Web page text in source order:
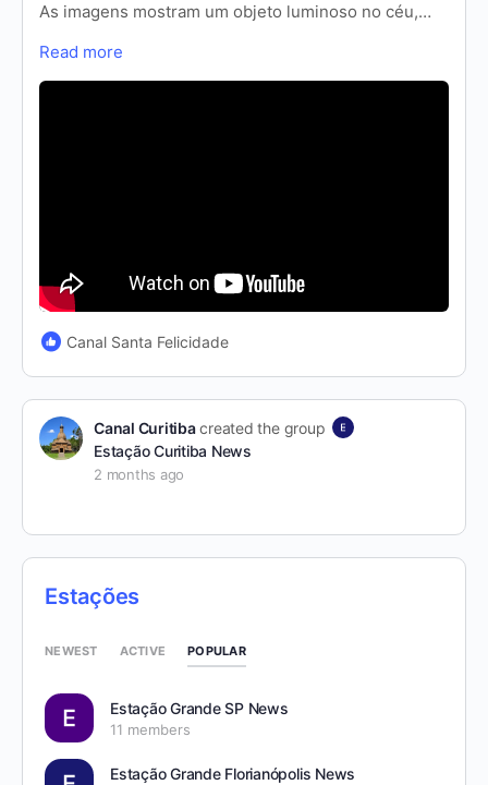
As imagens mostram um objeto luminoso no céu,…
Read more
Canal Santa Felicidade
Canal Curitibacreated the group
Estação Curitiba News
2 months ago
Estações
NEWEST ACTIVE POPULAR
Estação Grande SP News
11 members
Estação Grande Florianópolis News